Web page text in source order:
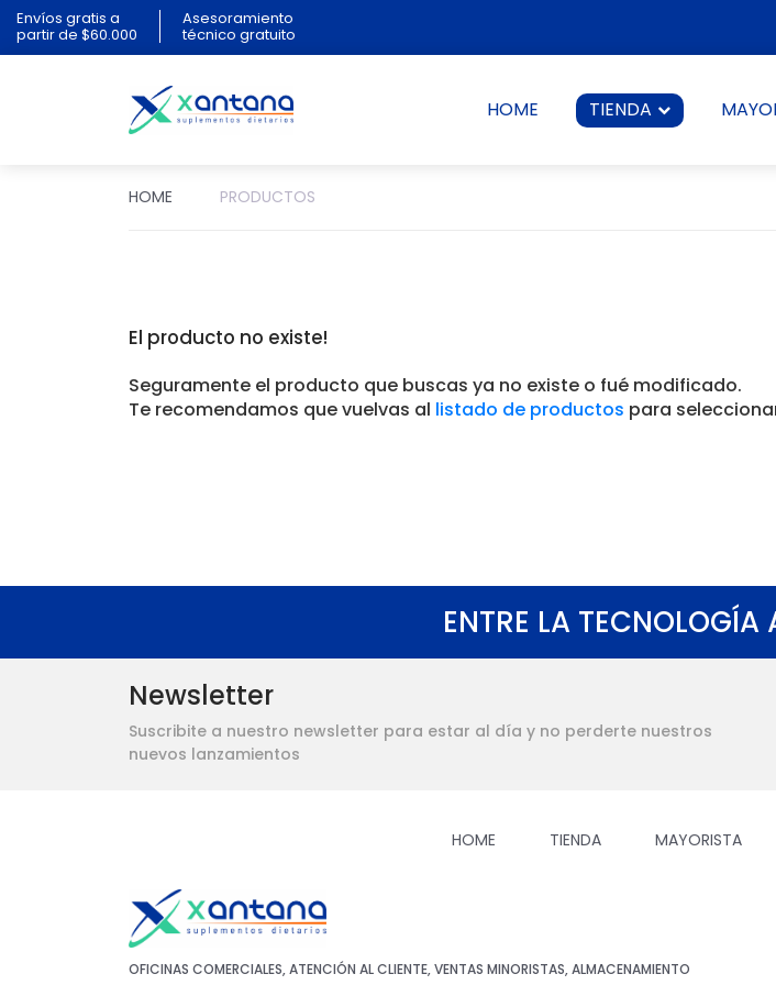
Envíos gratis a
partir de $60.000
Asesoramiento
técnico gratuito
HOME TIENDA
HOME PRODUCTOS
El producto no existe!
Seguramente el producto que buscas ya no existe o fué modificado.
Te recomendamos que vuelvas al listado de productos para
ENTRE LA
Newsletter
Suscribite a nuestro newsletter para estar al día y no perderte nuestros
nuevos lanzamientos
HOME TIENDA MAYORISTA
OFICINAS COMERCIALES, ATENCIÓN AL CLIENTE, VENTAS MINORISTAS, ALMACENAMIENTO